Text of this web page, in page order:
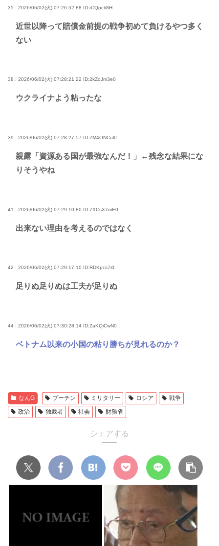
35 : 2026/06/02(火) 07:26:52.88 ID:rCQpcti8H
近世以降って賠償金前提の戦争初めて負けるやつ多く
ない
38 : 2026/06/02(火) 07:28:21.22 ID:2kZoJm3e0
ウクライナよう粘ったな
39 : 2026/06/02(火) 07:28:27.57 ID:ZM4ONCul0
親露「資源ある国が最強なんだ！」←残念な結果にな
りそうやね
41 : 2026/06/02(火) 07:29:10.80 ID:7XCsX7mE0
出来ない理由を考えるのではなく
42 : 2026/06/02(火) 07:29:17.10 ID:RDKpcs7i0
足りぬ足りぬは工夫が足りぬ
44 : 2026/06/02(火) 07:30:28.14 ID:ZaKQiCwN0
ベトナム以来の小国の粘り勝ちが見れるのか？
なんG プーチン ミリタリー ロシア
戦争
政治
独裁者 社会 財務省
シェアする